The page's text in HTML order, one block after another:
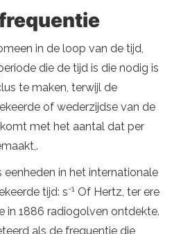
in de loop van de tijd,
die de tijd is die nodig is
te maken, terwijl de
of wederzijdse van de
met het aantal dat per
eenheden in het internationale
tijd: s-1 Of Hertz, ter ere
in 1886 radiogolven ontdekte.
als de frequentie die